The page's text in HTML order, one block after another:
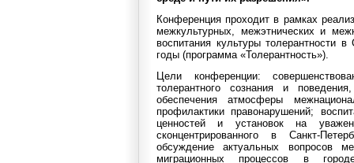
Конференция проходит в рамках
межкультурных, межэтнических и
воспитания культуры толерантности в
годы (программа «Толерантность»).
Цели конференции:
толерантного сознания и
обеспечения атмосферы
профилактики правонарушений;
ценностей и установок на
сконцентрированного в Санкт-
обсуждение актуальных вопросов
миграционных процессов в